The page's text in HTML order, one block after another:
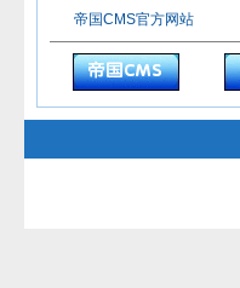
帝国CMS官方网站